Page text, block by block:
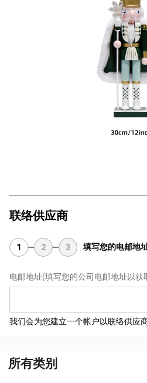
联络供应商
1 2 3 填写您的电邮地
电邮地址(填写您的公司电邮地址以获
我们会为您建立一个帐户以联络供应
所有类别